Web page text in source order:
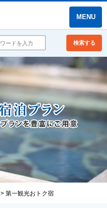
MENU
検索する
> 第一観光おトク宿